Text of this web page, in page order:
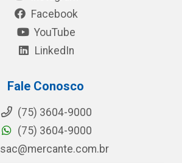
Facebook
YouTube
LinkedIn
Fale Conosco
(75) 3604-9000
(75) 3604-9000
sac@mercante.com.br